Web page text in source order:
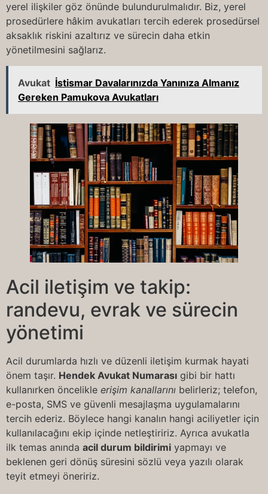
yerel ilişkiler göz önünde bulundurulmalıdır. Biz, yerel
prosedürlere hâkim avukatları tercih ederek prosedürsel
aksaklık riskini azaltırız ve sürecin daha etkin
yönetilmesini sağlarız.
Avukat İstismar Davalarınızda Yanınıza Almanız
Gereken Pamukova Avukatları
Acil iletişim ve takip:
randevu, evrak ve sürecin
yönetimi
Acil durumlarda hızlı ve düzenli iletişim kurmak hayati
önem taşır. Hendek Avukat Numarası gibi bir hattı
kullanırken öncelikle erişim kanallarını belirleriz; telefon,
e-posta, SMS ve güvenli mesajlaşma uygulamalarını
tercih ederiz. Böylece hangi kanalın hangi aciliyetler için
kullanılacağını ekip içinde netleştiririz. Ayrıca avukatla
ilk temas anında acil durum bildirimi yapmayı ve
beklenen geri dönüş süresini sözlü veya yazılı olarak
teyit etmeyi öneririz.